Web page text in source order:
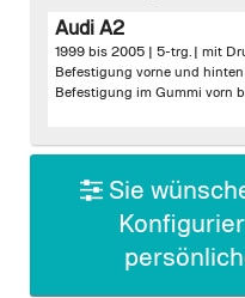
beginning
gallery
Audi A2
1999 bis 2005 | 5-trg. | mit
Befestigung vorne und hinten
Befestigung im Gummi vorn
Sie